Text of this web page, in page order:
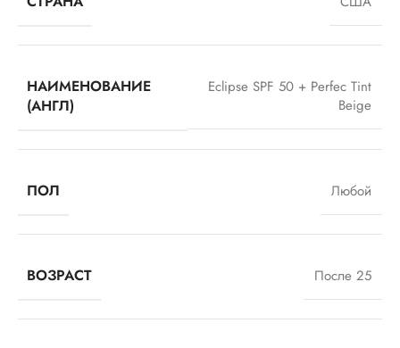
НАИМЕНОВАНИЕ
(АНГЛ)
Eclipse SPF 50 + Perfec Tint
Beige
ПОЛ Любой
ВОЗРАСТ После 25